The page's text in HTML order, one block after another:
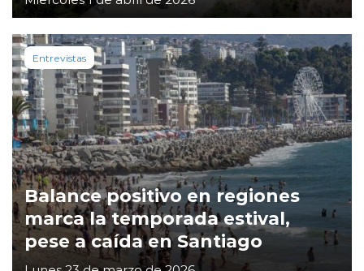
Entrevistas
Balance positivo en regiones
marca la temporada estival,
pese a caída en Santiago